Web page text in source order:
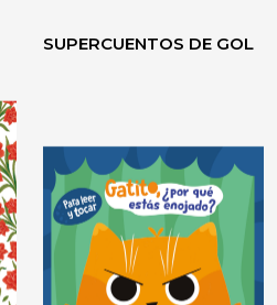
SUPERCUENTOS DE GOL